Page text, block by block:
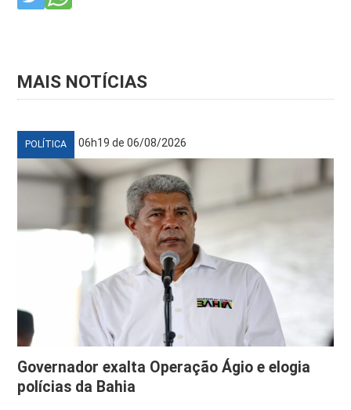
MAIS NOTÍCIAS
POLÍTICA 06h19 de 06/08/2026
Governador exalta Operação Ágio e elogia
polícias da Bahia